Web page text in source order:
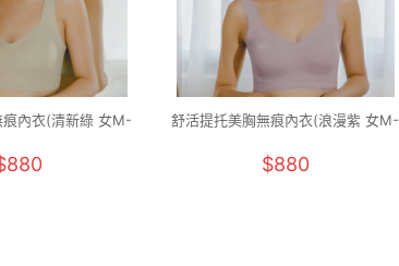
內衣(清新綠 女M-
舒活提托美胸無痕內衣(浪漫紫 女M-
$880